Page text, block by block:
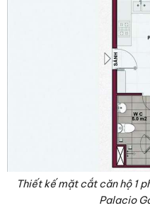
Thiết kế mặt cắt căn hộ 1
Palacio